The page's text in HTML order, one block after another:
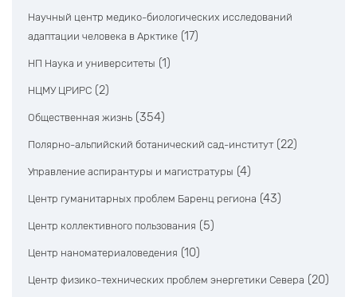
Научный центр медико-биологических исследований
адаптации человека в Арктике (17)
НП Наука и университеты (1)
НЦМУ ЦРИРС (2)
Общественная жизнь (354)
Полярно-альпийский ботанический сад-институт (22)
Управление аспирантуры и магистратуры (4)
Центр гуманитарных проблем Баренц региона (43)
Центр коллективного пользования (5)
Центр наноматериаловедения (10)
Центр физико-технических проблем энергетики Севера (20)